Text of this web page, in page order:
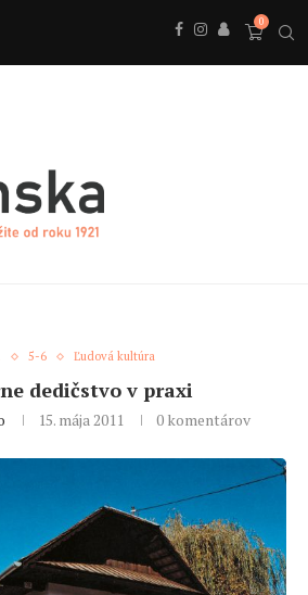
0
5-6 Ľudová kultúra
dedičstvo v praxi
15. mája 2011 0 komentárov